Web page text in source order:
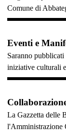
Comune di
Eventi e
Saranno
iniziative culturali
La Gazzetta delle
l'Amministrazione